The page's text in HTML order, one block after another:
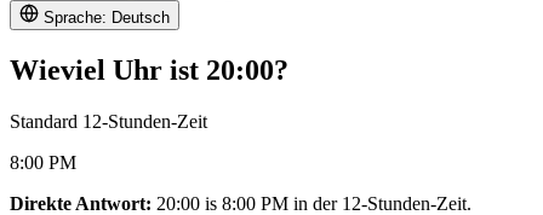
Sprache: Deutsch
Wieviel Uhr ist 20:00?
Standard 12-Stunden-Zeit
8:00 PM
Direkte Antwort: 20:00 is 8:00 PM in der 12-Stunden-Zeit.